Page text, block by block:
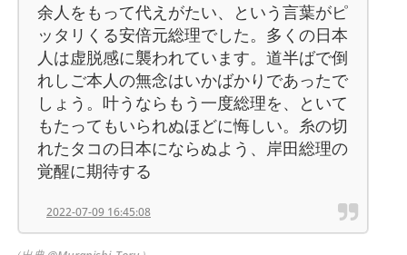
余人をもって代えがたい、という言葉がピ
ッタリくる安倍元総理でした。多くの日本
人は虚脱感に襲われています。道半ばで倒
れしご本人の無念はいかばかりであったで
しょう。叶うならもう一度総理を、といて
もたってもいられぬほどに悔しい。糸の切
れたタコの日本にならぬよう、岸田総理の
覚醒に期待する
2022-07-09 16:45:08